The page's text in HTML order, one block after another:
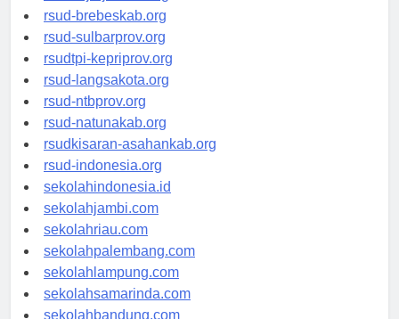
rsudkoja-jakarta.org
rsud-brebeskab.org
rsud-sulbarprov.org
rsudtpi-kepriprov.org
rsud-langsakota.org
rsud-ntbprov.org
rsud-natunakab.org
rsudkisaran-asahankab.org
rsud-indonesia.org
sekolahindonesia.id
sekolahjambi.com
sekolahriau.com
sekolahpalembang.com
sekolahlampung.com
sekolahsamarinda.com